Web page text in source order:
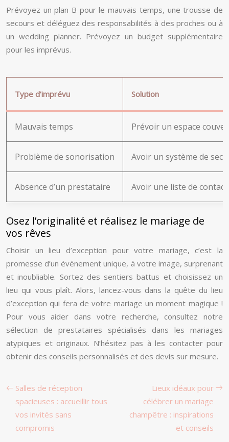
Prévoyez un plan B pour le mauvais temps, une trousse de
secours et déléguez des responsabilités à des proches ou à
un wedding planner. Prévoyez un budget supplémentaire
pour les imprévus.
Type d’imprévu Solution
Mauvais temps Prévoir un espace
Problème de sonorisation Avoir un système de
Absence d’un prestataire Avoir une liste de
Osez l’originalité et réalisez le mariage de
vos rêves
Choisir un lieu d’exception pour votre mariage, c’est la
promesse d’un événement unique, à votre image, surprenant
et inoubliable. Sortez des sentiers battus et choisissez un
lieu qui vous plaît. Alors, lancez-vous dans la quête du lieu
d’exception qui fera de votre mariage un moment magique !
Pour vous aider dans votre recherche, consultez notre
sélection de prestataires spécialisés dans les mariages
atypiques et originaux. N’hésitez pas à les contacter pour
obtenir des conseils personnalisés et des devis sur mesure.
Salles de réception
spacieuses : accueillir tous
vos invités sans
compromis
Lieux idéaux pour
célébrer un mariage
champêtre : inspirations
et conseils